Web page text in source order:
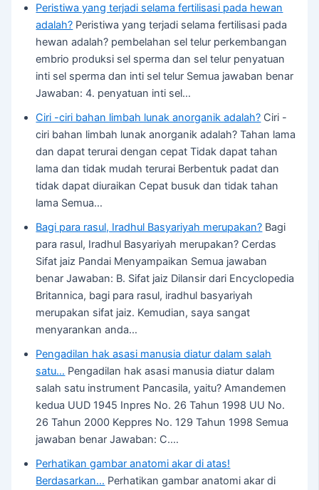
Peristiwa yang terjadi selama fertilisasi pada hewan
adalah? Peristiwa yang terjadi selama fertilisasi pada
hewan adalah? pembelahan sel telur perkembangan
embrio produksi sel sperma dan sel telur penyatuan
inti sel sperma dan inti sel telur Semua jawaban benar
Jawaban: 4. penyatuan inti sel…
Ciri -ciri bahan limbah lunak anorganik adalah? Ciri -
ciri bahan limbah lunak anorganik adalah? Tahan lama
dan dapat terurai dengan cepat Tidak dapat tahan
lama dan tidak mudah terurai Berbentuk padat dan
tidak dapat diuraikan Cepat busuk dan tidak tahan
lama Semua…
Bagi para rasul, Iradhul Basyariyah merupakan? Bagi
para rasul, Iradhul Basyariyah merupakan? Cerdas
Sifat jaiz Pandai Menyampaikan Semua jawaban
benar Jawaban: B. Sifat jaiz Dilansir dari Encyclopedia
Britannica, bagi para rasul, iradhul basyariyah
merupakan sifat jaiz. Kemudian, saya sangat
menyarankan anda…
Pengadilan hak asasi manusia diatur dalam salah
satu… Pengadilan hak asasi manusia diatur dalam
salah satu instrument Pancasila, yaitu? Amandemen
kedua UUD 1945 Inpres No. 26 Tahun 1998 UU No.
26 Tahun 2000 Keppres No. 129 Tahun 1998 Semua
jawaban benar Jawaban: C.…
Perhatikan gambar anatomi akar di atas!
Berdasarkan… Perhatikan gambar anatomi akar di